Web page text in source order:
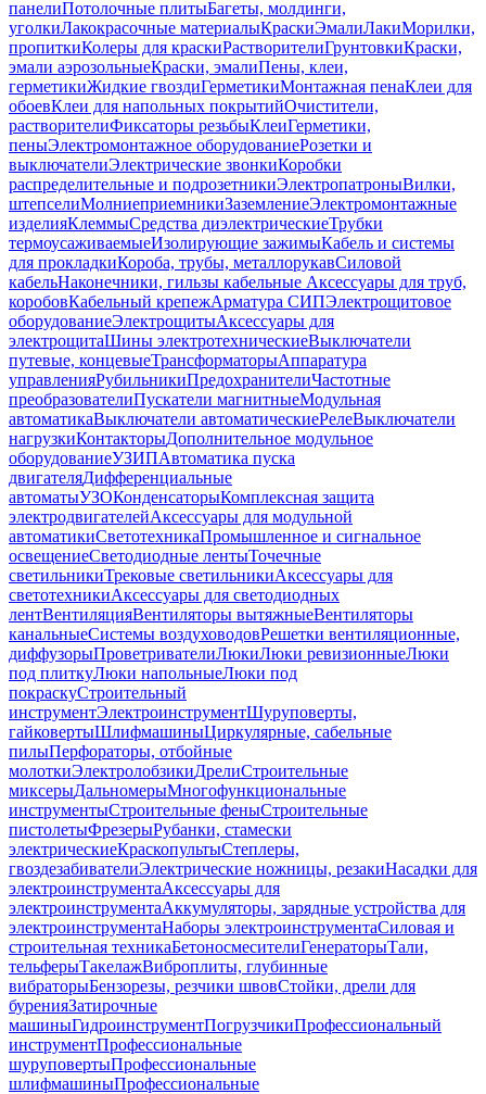
панелиПотолочные плитыБагеты, молдинги,
уголкиЛакокрасочные материалыКраскиЭмалиЛакиМорилки,
пропиткиКолеры для краскиРастворителиГрунтовкиКраски,
эмали аэрозольныеКраски, эмалиПены, клеи,
герметикиЖидкие гвоздиГерметикиМонтажная пенаКлеи для
обоевКлеи для напольных покрытийОчистители,
растворителиФиксаторы резьбыКлеиГерметики,
пеныЭлектромонтажное оборудованиеРозетки и
выключателиЭлектрические звонкиКоробки
распределительные и подрозетникиЭлектропатроныВилки,
штепселиМолниеприемникиЗаземлениеЭлектромонтажные
изделияКлеммыСредства диэлектрическиеТрубки
термоусаживаемыеИзолирующие зажимыКабель и системы
для прокладкиКороба, трубы, металлорукавСиловой
кабельНаконечники, гильзы кабельные Аксессуары для труб,
коробовКабельный крепежАрматура СИПЭлектрощитовое
оборудованиеЭлектрощитыАксессуары для
электрощитаШины электротехническиеВыключатели
путевые, концевыеТрансформаторыАппаратура
управленияРубильникиПредохранителиЧастотные
преобразователиПускатели магнитныеМодульная
автоматикаВыключатели автоматическиеРелеВыключатели
нагрузкиКонтакторыДополнительное модульное
оборудованиеУЗИПАвтоматика пуска
двигателяДифференциальные
автоматыУЗОКонденсаторыКомплексная защита
электродвигателейАксессуары для модульной
автоматикиСветотехникаПромышленное и сигнальное
освещениеСветодиодные лентыТочечные
светильникиТрековые светильникиАксессуары для
светотехникиАксессуары для светодиодных
лентВентиляцияВентиляторы вытяжныеВентиляторы
канальныеСистемы воздуховодовРешетки вентиляционные,
диффузорыПроветривателиЛюкиЛюки ревизионныеЛюки
под плиткуЛюки напольныеЛюки под
покраскуСтроительный
инструментЭлектроинструментШуруповерты,
гайковертыШлифмашиныЦиркулярные, сабельные
пилыПерфораторы, отбойные
молоткиЭлектролобзикиДрелиСтроительные
миксерыДальномерыМногофункциональные
инструментыСтроительные феныСтроительные
пистолетыФрезерыРубанки, стамески
электрическиеКраскопультыСтеплеры,
гвоздезабивателиЭлектрические ножницы, резакиНасадки для
электроинструментаАксессуары для
электроинструментаАккумуляторы, зарядные устройства для
электроинструментаНаборы электроинструментаСиловая и
строительная техникаБетоносмесителиГенераторыТали,
тельферыТакелажВиброплиты, глубинные
вибраторыБензорезы, резчики швовСтойки, дрели для
буренияЗатирочные
машиныГидроинструментПогрузчикиПрофессиональный
инструментПрофессиональные
шуруповертыПрофессиональные
шлифмашиныПрофессиональные